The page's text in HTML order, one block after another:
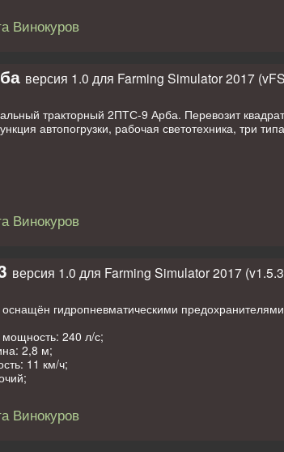
FS17: Никита Винокуров.
Винокуров
версия 1.0 для Farming Simulator 2017
тракторный 2ПТС-9 Арба. Перевозит
автопогрузки, рабочая светотехника, три
Винокуров
версия 1.0 для Farming Simulator 2017
оснащён гидропневматическими
240 л/с;
2,8 м;
11 км/ч;
Винокуров